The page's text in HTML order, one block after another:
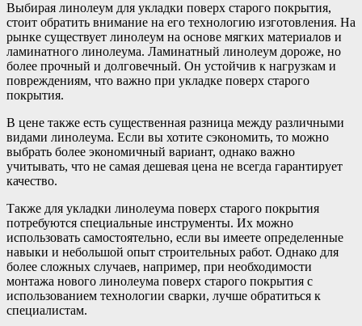
Выбирая линолеум для укладки поверх старого покрытия,
стоит обратить внимание на его технологию изготовления. На
рынке существует линолеум на основе мягких материалов и
ламинатного линолеума. Ламинатный линолеум дороже, но
более прочный и долговечный. Он устойчив к нагрузкам и
повреждениям, что важно при укладке поверх старого
покрытия.
В цене также есть существенная разница между различными
видами линолеума. Если вы хотите сэкономить, то можно
выбрать более экономичный вариант, однако важно
учитывать, что не самая дешевая цена не всегда гарантирует
качество.
Также для укладки линолеума поверх старого покрытия
потребуются специальные инструменты. Их можно
использовать самостоятельно, если вы имеете определенные
навыки и небольшой опыт строительных работ. Однако для
более сложных случаев, например, при необходимости
монтажа нового линолеума поверх старого покрытия с
использованием технологии сварки, лучше обратиться к
специалистам.